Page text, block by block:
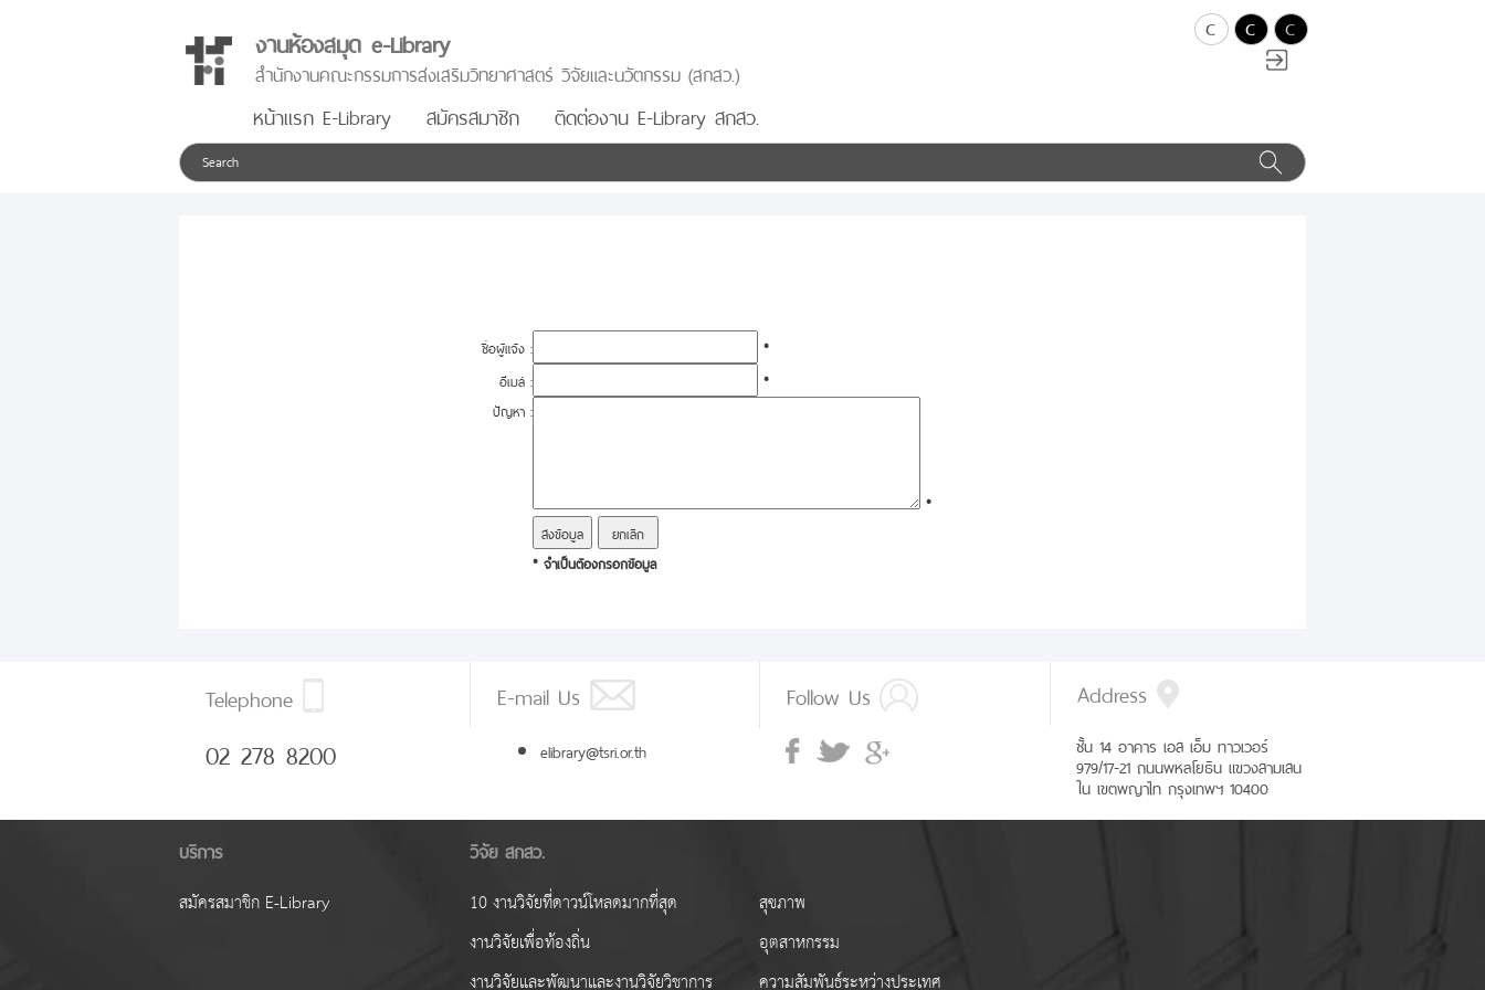
งานห้องสมุด e-Library
สำนักงานคณะกรรมการส่งเสริมวิทยาศาสตร์ วิจัยและนวัตกรรม (สกสว.)
หน้าแรก E-Library สมัครสมาชิก ติดต่องาน E-Library สกสว.
c c c
ชื่อผู้แจ้ง :
*
อีเมล์ :
*
ปัญหา :
*
* จำเป็นต้องกรอกข้อมูล
Telephone
02 278 8200
E-mail Us
elibrary@tsri.or.th
Follow Us Address
ชั้น 14 อาคาร เอส เอ็ม ทาวเวอร์
979/17-21 ถนนพหลโยธิน แขวงสามเสน
ใน เขตพญาไท กรุงเทพฯ 10400
บริการ
สมัครสมาชิก E-Library
วิจัย สกสว.
10 งานวิจัยที่ดาวน์โหลดมากที่สุด
งานวิจัยเพื่อท้องถิ่น
งานวิจัยและพัฒนาและงานวิจัยวิชาการ
สุขภาพ
อุตสาหกรรม
ความสัมพันธ์ระหว่างประเทศ